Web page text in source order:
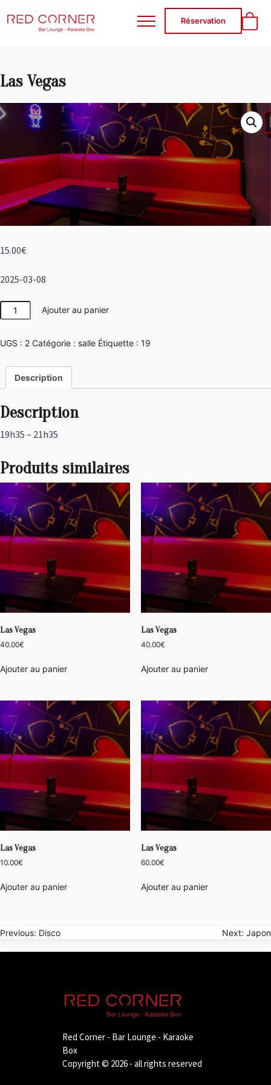
RED CORNER
Réservation
Las Vegas
15.00€
2025-03-08
quantité
de
Vegas
Ajouter au panier
UGS : 2 Catégorie : salle Étiquette : 19
Description
Description
19h35 – 21h35
Produits similaires
Las Vegas
40.00€
Ajouter au panier
Las Vegas
40.00€
Ajouter au panier
Las Vegas
10.00€
Ajouter au panier
Las Vegas
60.00€
Ajouter au panier
Navigation
de
Previous: Disco Next: Japon
Red Corner - Bar Lounge - Karaoke
Box
Copyright © 2026 - all rights reserved